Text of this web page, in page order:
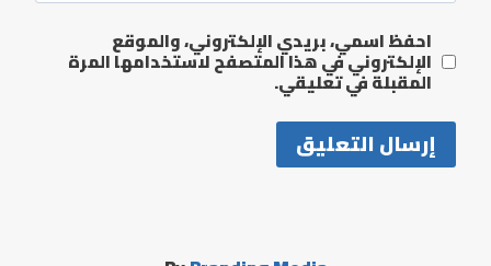
احفظ اسمي، بريدي الإلكتروني، والموقع
الإلكتروني في هذا المتصفح لاستخدامها المرة
المقبلة في تعليقي.